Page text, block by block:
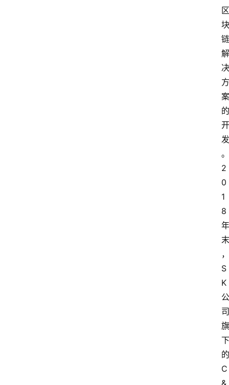
区
块
链
解
决
方
案
的
开
发
。
2
0
1
8
年
末
，
S
K
公
司
旗
下
的
C
&